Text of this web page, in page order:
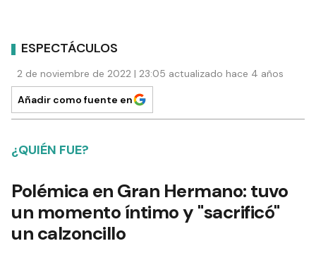
ESPECTÁCULOS
2 de noviembre de 2022 | 23:05 actualizado hace 4 años
Añadir como fuente en
¿QUIÉN FUE?
Polémica en Gran Hermano: tuvo
un momento íntimo y "sacrificó"
un calzoncillo